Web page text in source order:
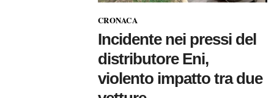
CRONACA
Incidente nei pressi del
distributore Eni,
violento impatto tra due